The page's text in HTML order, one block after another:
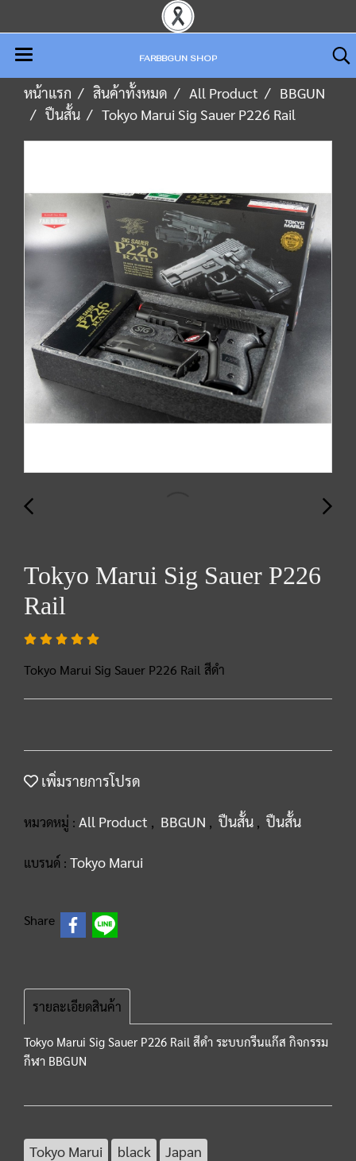
FARBBGUN SHOP
หน้าแรก สินค้าทั้งหมด All Product
BBGUN
ปืนสั้น
Tokyo Marui Sig Sauer P226 Rail
Tokyo Marui Sig Sauer P226
Rail
Tokyo Marui Sig Sauer P226 Rail สีดำ
เพิ่มรายการโปรด
หมวดหมู่ : All Product , BBGUN , ปืนสั้น , ปืนสั้น
แบรนด์ : Tokyo Marui
Share
รายละเอียดสินค้า
Tokyo Marui Sig Sauer P226 Rail สีดำ ระบบกรีนแก๊ส กิจกรรม
กีฬา BBGUN
Tokyo Marui black Japan